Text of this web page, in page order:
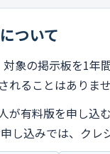
ついて
象の掲示板を1年
れることはありませ
が有料版を申し込
し込みでは、クレ